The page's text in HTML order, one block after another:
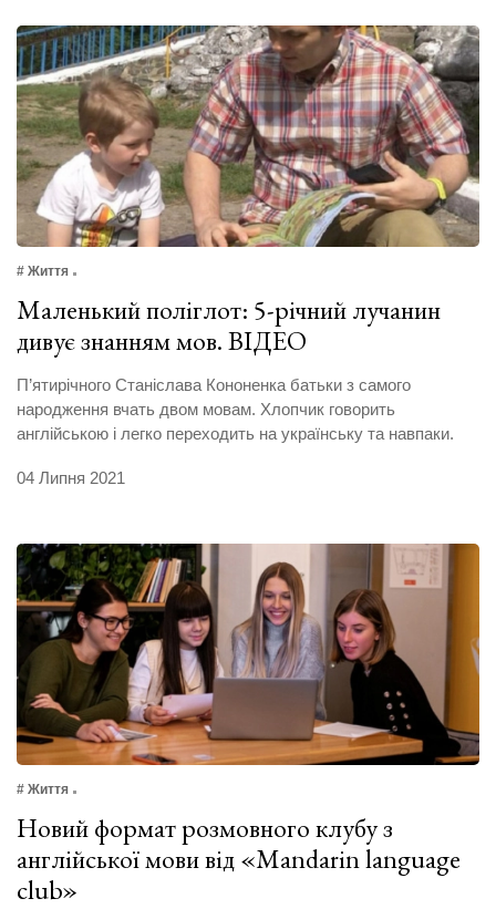
# Життя
Маленький поліглот: 5-річний лучанин
дивує знанням мов. ВІДЕО
П’ятирічного Станіслава Кононенка батьки з самого
народження вчать двом мовам. Хлопчик говорить
англійською і легко переходить на українську та навпаки.
04 Липня 2021
# Життя
Новий формат розмовного клубу з
англійської мови від «Mandarin language
club»